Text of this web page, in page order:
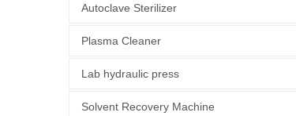
Autoclave Sterilizer
Plasma Cleaner
Lab hydraulic press
Solvent Recovery Machine